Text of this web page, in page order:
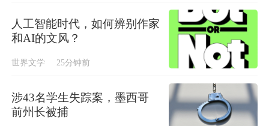
人工智能时代，如何辨别作家
和AI的文风？
世界文学 25分钟前
涉43名学生失踪案，墨西哥
前州长被捕